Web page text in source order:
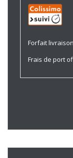
Forfait
Frais de port